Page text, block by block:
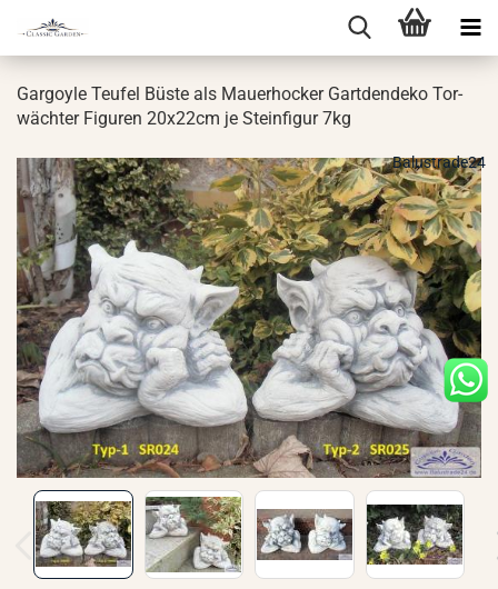
Gar­go­yle Teu­fel Büste als Mau­er­ho­cker Gart­den­de­ko Tor­
wäch­ter Fi­gu­ren 20x22cm je Stein­fi­gur 7kg
Balustrade24